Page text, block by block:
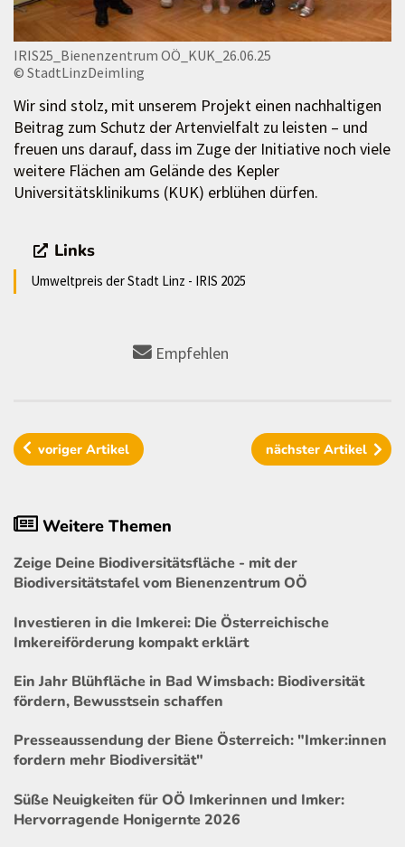
IRIS25_Bienenzentrum OÖ_KUK_26.06.25
© StadtLinzDeimling
Wir sind stolz, mit unserem Projekt einen nachhaltigen
Beitrag zum Schutz der Artenvielfalt zu leisten – und
freuen uns darauf, dass im Zuge der Initiative noch viele
weitere Flächen am Gelände des Kepler
Universitätsklinikums (KUK) erblühen dürfen.
Links
Umweltpreis der Stadt Linz - IRIS 2025
Empfehlen
vorigerArtikel nächster Artikel
Weitere Themen
Zeige Deine Biodiversitätsfläche - mit der
Biodiversitätstafel vom Bienenzentrum OÖ
Investieren in die Imkerei: Die Österreichische
Imkereiförderung kompakt erklärt
Ein Jahr Blühfläche in Bad Wimsbach: Biodiversität
fördern, Bewusstsein schaffen
Presseaussendung der Biene Österreich: "Imker:innen
fordern mehr Biodiversität"
Süße Neuigkeiten für OÖ Imkerinnen und Imker:
Hervorragende Honigernte 2026